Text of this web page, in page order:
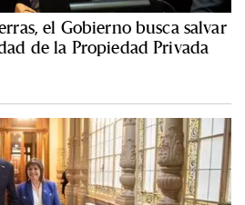
el Gobierno busca salvar
de la Propiedad Privada